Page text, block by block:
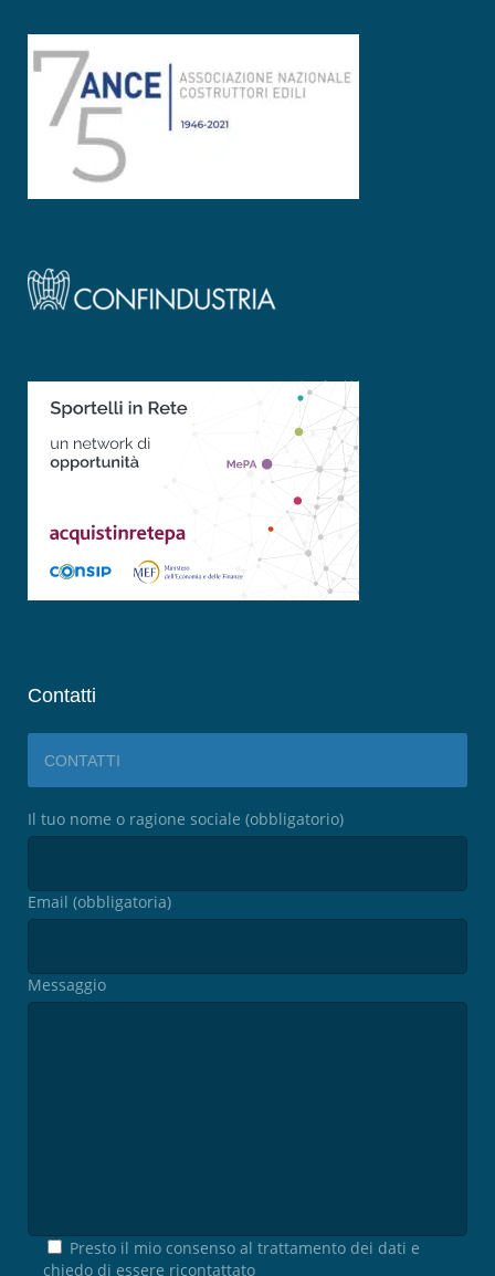
Contatti
CONTATTI
Il tuo nome o ragione sociale (obbligatorio)
Email (obbligatoria)
Messaggio
Presto il mio consenso al trattamento dei dati e
chiedo di essere ricontattato